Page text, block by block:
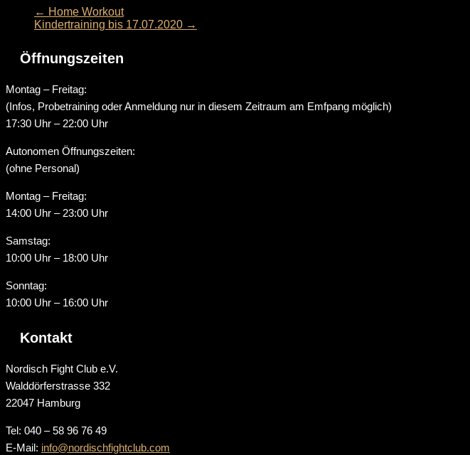
← Home Workout
Kindertraining bis 17.07.2020 →
Öffnungszeiten
Montag – Freitag:
(Infos, Probetraining oder Anmeldung nur in diesem Zeitraum am Emfpang möglich)
17:30 Uhr – 22:00 Uhr
Autonomen Öffnungszeiten:
(ohne Personal)
Montag – Freitag:
14:00 Uhr – 23:00 Uhr
Samstag:
10:00 Uhr – 18:00 Uhr
Sonntag:
10:00 Uhr – 16:00 Uhr
Kontakt
Nordisch Fight Club e.V.
Walddörferstrasse 332
22047 Hamburg
Tel: 040 – 58 96 76 49
E-Mail: info@nordischfightclub.com